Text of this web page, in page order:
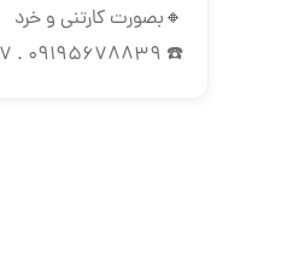
🔸بصورت کارتنی و خرد
☎️ 09195678839 . 09305603657